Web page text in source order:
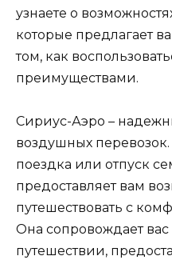
узнаете о
которые предлагает
том, как
преимуществами.
Сириус-Аэро –
воздушных
поездка или отпуск
предоставляет вам
путешествовать с
Она сопровождает
путешествии,